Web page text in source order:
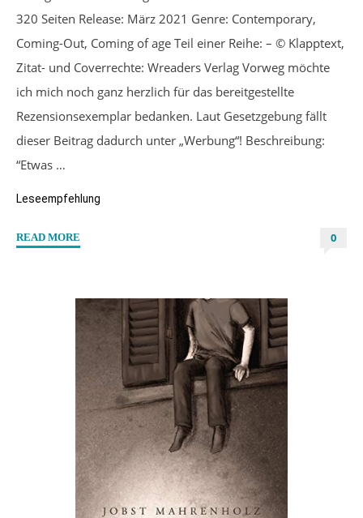
320 Seiten Release: März 2021 Genre: Contemporary,
Coming-Out, Coming of age Teil einer Reihe: – © Klapptext,
Zitat- und Coverrechte: Wreaders Verlag Vorweg möchte
ich mich noch ganz herzlich für das bereitgestellte
Rezensionsexemplar bedanken. Laut Gesetzgebung fällt
dieser Beitrag dadurch unter „Werbung“! Beschreibung:
“Etwas …
Leseempfehlung
READ MORE
Lundqvist"
0